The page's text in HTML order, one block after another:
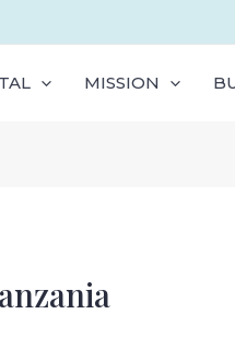
MISSION